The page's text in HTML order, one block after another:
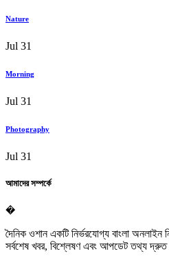
Nature
Jul 31
Morning
Jul 31
Photography
Jul 31
আমাদের সম্পর্কে
�
দৈনিক ওশান একটি নির্ভরযোগ্য বাংলা অনলাইন
সর্বশেষ খবর, বিশ্লেষণ এবং আপডেট তথ্য দ্রুত